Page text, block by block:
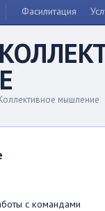
Фасилитация
мышление
с командами